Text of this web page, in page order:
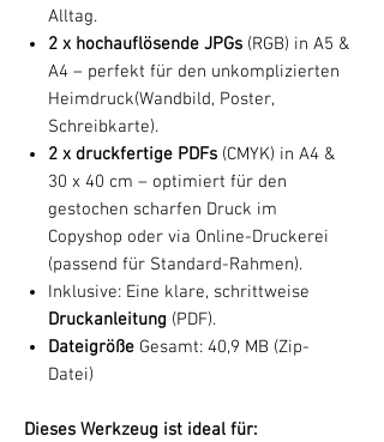
Alltag.
2 x hochauflösende JPGs (RGB) in A5 &
A4 – perfekt für den unkomplizierten
Heimdruck(Wandbild, Poster,
Schreibkarte).
2 x druckfertige PDFs (CMYK) in A4 &
30 x 40 cm – optimiert für den
gestochen scharfen Druck im
Copyshop oder via Online-Druckerei
(passend für Standard-Rahmen).
Inklusive: Eine klare, schrittweise
Druckanleitung (PDF).
Dateigröße Gesamt: 40,9 MB (Zip-
Datei)
Dieses Werkzeug ist ideal für: